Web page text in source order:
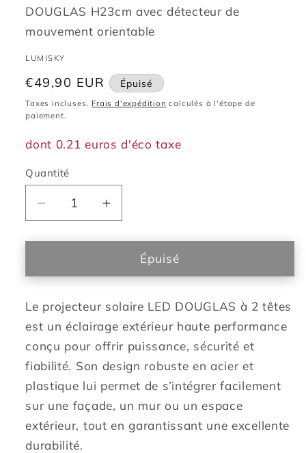
DOUGLAS H23cm avec détecteur de
mouvement orientable
LUMISKY
Prix
habituel
€49,90 EUR Épuisé
Taxes incluses. Frais d'expédition calculés à l'étape de
paiement.
dont 0.21 euros d'éco taxe
Quantité
Réduire
la
quantité
Projecteur
2
têtes
noir
eclairage
puissant
panneau
solaire
déporté
LED
Augmenter
la
quantité
Projecteur
2
têtes
noir
eclairage
puissant
panneau
solaire
déporté
Épuisé
Le projecteur solaire LED DOUGLAS à 2 têtes
est un éclairage extérieur haute performance
conçu pour offrir puissance, sécurité et
fiabilité. Son design robuste en acier et
plastique lui permet de s’intégrer facilement
sur une façade, un mur ou un espace
extérieur, tout en garantissant une excellente
durabilité.